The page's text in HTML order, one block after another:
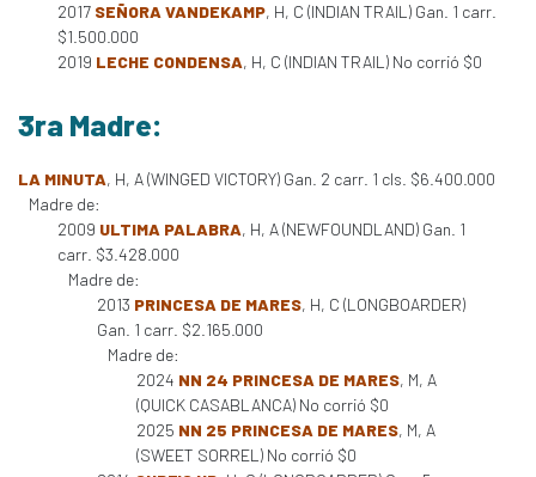
2017 SEÑORA VANDEKAMP, H, C (INDIAN TRAIL) Gan. 1 carr.
$1.500.000
2019 LECHE CONDENSA, H, C (INDIAN TRAIL) No corrió $0
3ra Madre:
LA MINUTA, H, A (WINGED VICTORY) Gan. 2 carr. 1 cls. $6.400.000
Madre de:
2009 ULTIMA PALABRA, H, A (NEWFOUNDLAND) Gan. 1
carr. $3.428.000
Madre de:
2013 PRINCESA DE MARES, H, C (LONGBOARDER)
Gan. 1 carr. $2.165.000
Madre de:
2024 NN 24 PRINCESA DE MARES, M, A
(QUICK CASABLANCA) No corrió $0
2025 NN 25 PRINCESA DE MARES, M, A
(SWEET SORREL) No corrió $0